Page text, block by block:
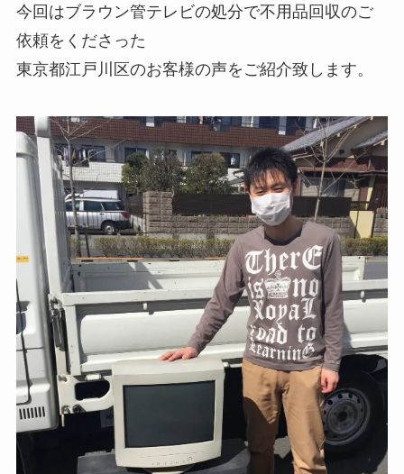
今回はブラウン管テレビの処分で不用品回収のご
依頼をくださった
東京都江戸川区のお客様の声をご紹介致します。